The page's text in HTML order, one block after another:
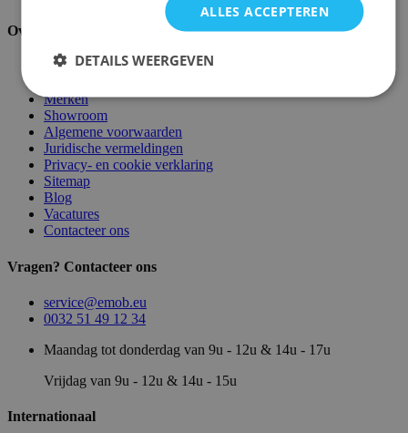
Over ons
Over ons
Merken
Showroom
Algemene voorwaarden
Juridische vermeldingen
Privacy- en cookie verklaring
Sitemap
Blog
Vacatures
Contacteer ons
Vragen? Contacteer ons
service@emob.eu
0032 51 49 12 34
Maandag tot donderdag van 9u - 12u & 14u - 17u
Vrijdag van 9u - 12u & 14u - 15u
Internationaal
ALLES ACCEPTEREN
DETAILS WEERGEVEN